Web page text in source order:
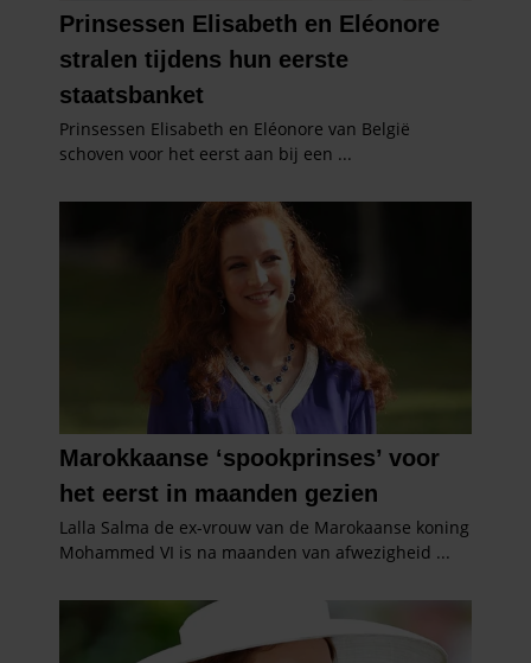
informatie die u aan ze heeft verstrekt of die ze hebben
gaat akkoord met onze cookies als u onze website blijft
gebruiken.